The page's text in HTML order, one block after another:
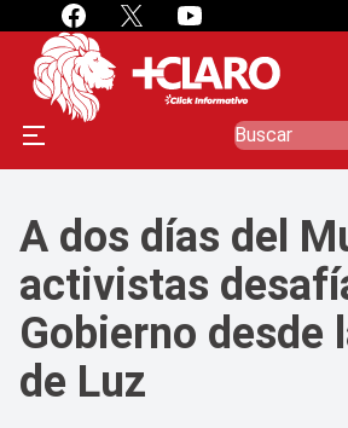
A dos días del
activistas
Gobierno desde
de Luz